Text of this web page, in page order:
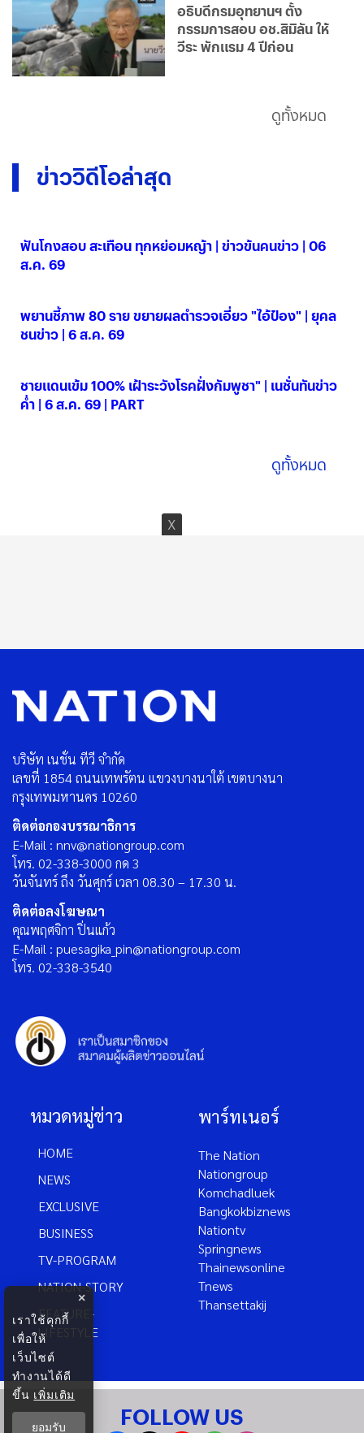
อธิบดีกรมอุทยานฯ ตั้ง
กรรมการสอบ อช.สิมิลัน ให้
วีระ พักแรม 4 ปีก่อน
ดูทั้งหมด
ข่าววิดีโอล่าสุด
ฟันโกงสอบ สะเทือน ทุกหย่อมหญ้า | ข่าวข้นคนข่าว | 06
ส.ค. 69
พยานชี้ภาพ 80 ราย ขยายผลตำรวจเอี่ยว "ไอ้ป๋อง" | ยุคล
ชนข่าว | 6 ส.ค. 69
ชายแดนเข้ม 100% เฝ้าระวังโรคฝั่งกัมพูชา" | เนชั่นทันข่าว
ค่ำ | 6 ส.ค. 69 | PART
ดูทั้งหมด
บริษัท เนชั่น ทีวี จำกัด
เลขที่ 1854 ถนนเทพรัตน แขวงบางนาใต้ เขตบางนา
กรุงเทพมหานคร 10260
ติดต่อกองบรรณาธิการ
E-Mail : nnv@nationgroup.com
โทร. 02-338-3000 กด 3
วันจันทร์ ถึง วันศุกร์ เวลา 08.30 – 17.30 น.
ติดต่อลงโฆษณา
คุณพฤศจิกา ปิ่นแก้ว
E-Mail : puesagika_pin@nationgroup.com
โทร. 02-338-3540
หมวดหมู่ข่าว
HOME
NEWS
EXCLUSIVE
BUSINESS
TV-PROGRAM
NATION-STORY
FEATURE-
LIFESTYLE
พาร์ทเนอร์
The Nation
Nationgroup
Komchadluek
Bangkokbiznews
Nationtv
Springnews
Thainewsonline
Tnews
Thansettakij
FOLLOW US
×
เราใช้คุกกี้
เพื่อให้
เว็บไซต์
ทำงานได้ดี
ขึ้น เพิ่มเติม
ยอมรับ